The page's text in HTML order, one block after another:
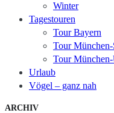
Winter
Tagestouren
Tour Bayern
Tour München-
Tour
Urlaub
Vögel – ganz nah
ARCHIV